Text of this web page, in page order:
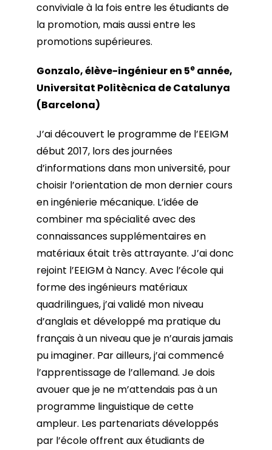
conviviale à la fois entre les étudiants de
la promotion, mais aussi entre les
promotions supérieures.
Gonzalo, élève-ingénieur en 5e année,
Universitat Politècnica de Catalunya
(Barcelona)
J’ai découvert le programme de l’EEIGM
début 2017, lors des journées
d’informations dans mon université, pour
choisir l’orientation de mon dernier cours
en ingénierie mécanique. L’idée de
combiner ma spécialité avec des
connaissances supplémentaires en
matériaux était très attrayante. J’ai donc
rejoint l’EEIGM à Nancy. Avec l’école qui
forme des ingénieurs matériaux
quadrilingues, j’ai validé mon niveau
d’anglais et développé ma pratique du
français à un niveau que je n’aurais jamais
pu imaginer. Par ailleurs, j’ai commencé
l’apprentissage de l’allemand. Je dois
avouer que je ne m’attendais pas à un
programme linguistique de cette
ampleur. Les partenariats développés
par l’école offrent aux étudiants de